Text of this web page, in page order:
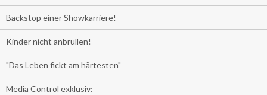
Backstop einer Showkarriere!
Kinder nicht anbrüllen!
"Das Leben fickt am härtesten"
Media Control exklusiv: